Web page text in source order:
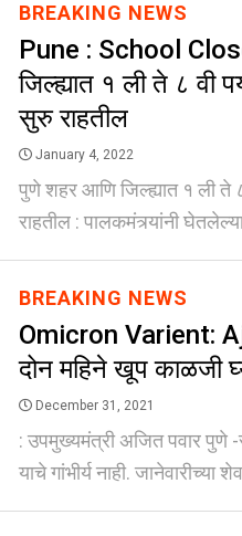
BREAKING NEWS
Pune : School
जिल्ह्यात १ ली ते ८ वी
सुरु राहतील
January 4, 2022
पुणे शहर आणि जिल्ह्यात १ ली ते
राहतील : पालकमंत्र्यांनी
BREAKING NEWS
Omicron Varient:
दोन महिने खूप काळजी
December 31, 2021
: उपमुख्यमंत्री अजित पवार पुणे -
याचे गांभीर्य नाही.